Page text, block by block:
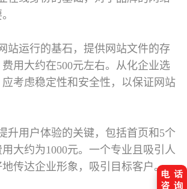
站运行的基石，提供网站文件的存
用大约在500元左右。从化企业选
考虑稳定性和安全性，以保证网站
升用户体验的关键，包括首页和5个
大约为1000元。一个专业且吸引人
传达企业形象，吸引目标客户。